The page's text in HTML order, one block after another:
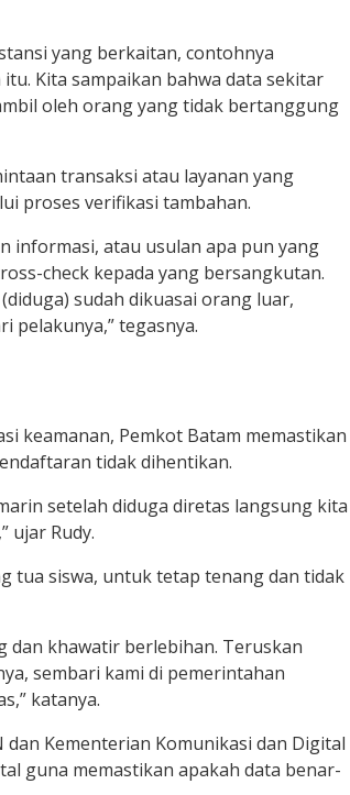
yang berkaitan, contohnya
Kita sampaikan bahwa data sekitar
oleh orang yang tidak bertanggung
transaksi atau layanan yang
proses verifikasi tambahan.
informasi, atau usulan apa pun yang
check kepada yang bersangkutan.
sudah dikuasai orang luar,
pelakunya,” tegasnya.
keamanan, Pemkot Batam memastikan
tidak dihentikan.
setelah diduga diretas langsung kita
ujar Rudy.
tua siswa, untuk tetap tenang dan tidak
dan khawatir berlebihan. Teruskan
sembari kami di pemerintahan
katanya.
dan Kementerian Komunikasi dan Digital
guna memastikan apakah data benar-